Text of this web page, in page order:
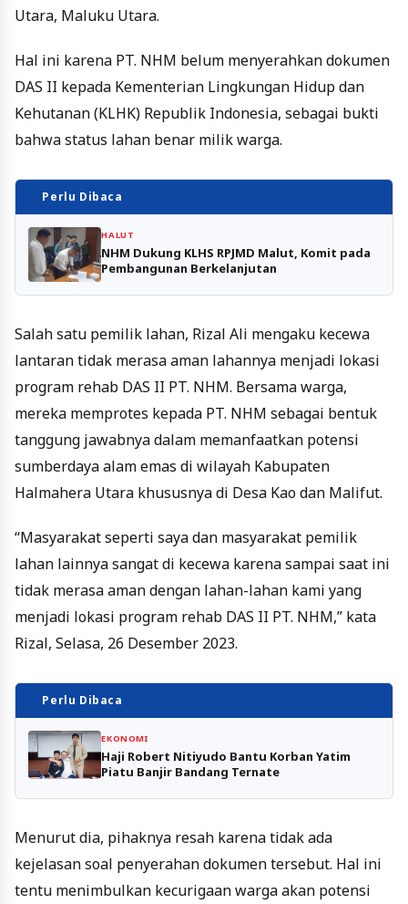
Utara, Maluku Utara.
Hal ini karena PT. NHM belum menyerahkan dokumen
DAS II kepada Kementerian Lingkungan Hidup dan
Kehutanan (KLHK) Republik Indonesia, sebagai bukti
bahwa status lahan benar milik warga.
Perlu Dibaca
HALUT
NHM Dukung KLHS RPJMD Malut, Komit pada
Pembangunan Berkelanjutan
Salah satu pemilik lahan, Rizal Ali mengaku kecewa
lantaran tidak merasa aman lahannya menjadi lokasi
program rehab DAS II PT. NHM. Bersama warga,
mereka memprotes kepada PT. NHM sebagai bentuk
tanggung jawabnya dalam memanfaatkan potensi
sumberdaya alam emas di wilayah Kabupaten
Halmahera Utara khususnya di Desa Kao dan Malifut.
“Masyarakat seperti saya dan masyarakat pemilik
lahan lainnya sangat di kecewa karena sampai saat ini
tidak merasa aman dengan lahan-lahan kami yang
menjadi lokasi program rehab DAS II PT. NHM,” kata
Rizal, Selasa, 26 Desember 2023.
Perlu Dibaca
EKONOMI
Haji Robert Nitiyudo Bantu Korban Yatim
Piatu Banjir Bandang Ternate
Menurut dia, pihaknya resah karena tidak ada
kejelasan soal penyerahan dokumen tersebut. Hal ini
tentu menimbulkan kecurigaan warga akan potensi